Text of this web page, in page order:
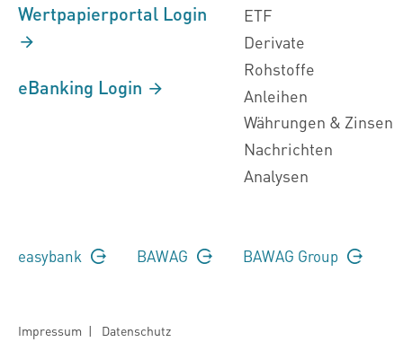
Wertpapierportal Login
eBanking Login
ETF
Derivate
Rohstoffe
Anleihen
Währungen & Zinsen
Nachrichten
Analysen
easybank BAWAG BAWAG Group
Impressum | Datenschutz